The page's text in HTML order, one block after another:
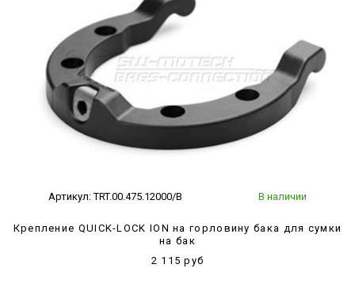
Артикул:TRT.00.475.12000/B В наличии
Крепление QUICK-LOCK ION на горловину бака для сумки
на бак
2 115 руб